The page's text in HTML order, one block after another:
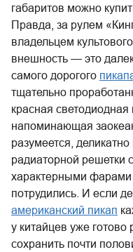
габаритов можно
Правда, за рулем
владельцем
внешность — это
самого дорогого
тщательно
красная
напоминающая
разумеется,
радиаторной
характерными
потрудились. И если
американский пикап
у китайцев уже
сохранить почти